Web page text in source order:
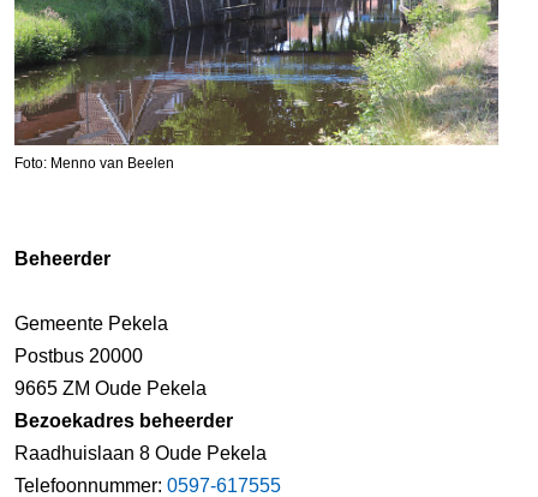
Foto: Menno van Beelen
Beheerder
Gemeente Pekela
Postbus 20000
9665 ZM Oude Pekela
Bezoekadres beheerder
Raadhuislaan 8 Oude Pekela
Telefoonnummer: 0597-617555